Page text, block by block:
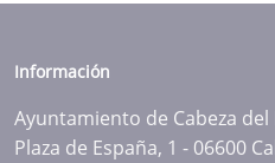
Información
Ayuntamiento de Cabeza del
Plaza de España, 1 - 06600